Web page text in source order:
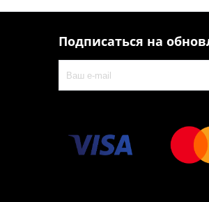
Подписаться на